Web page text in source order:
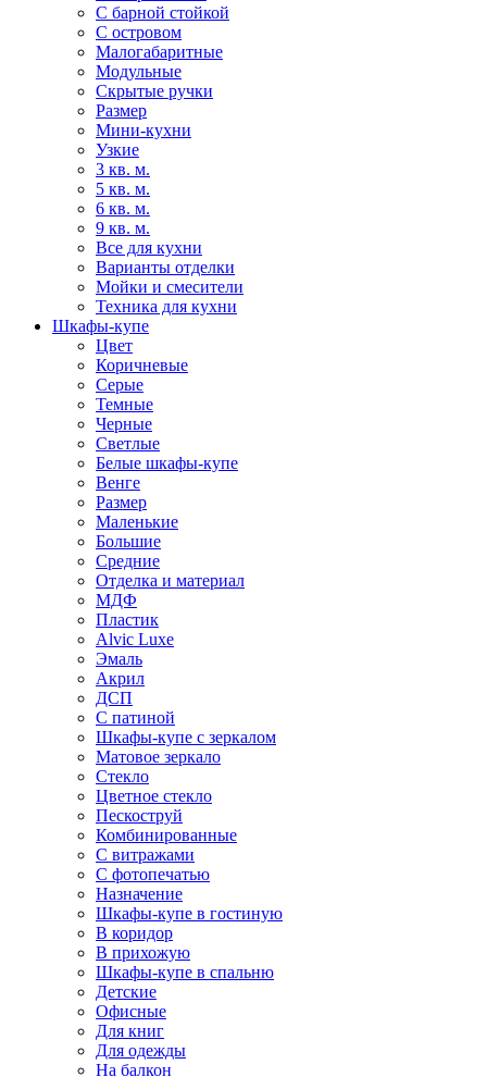
С барной стойкой
С островом
Малогабаритные
Модульные
Скрытые ручки
Размер
Мини-кухни
Узкие
3 кв. м.
5 кв. м.
6 кв. м.
9 кв. м.
Все для кухни
Варианты отделки
Мойки и смесители
Техника для кухни
Шкафы-купе
Цвет
Коричневые
Серые
Темные
Черные
Светлые
Белые шкафы-купе
Венге
Размер
Маленькие
Большие
Средние
Отделка и материал
МДФ
Пластик
Alvic Luxe
Эмаль
Акрил
ДСП
С патиной
Шкафы-купе с зеркалом
Матовое зеркало
Стекло
Цветное стекло
Пескоструй
Комбинированные
С витражами
С фотопечатью
Назначение
Шкафы-купе в гостиную
В коридор
В прихожую
Шкафы-купе в спальню
Детские
Офисные
Для книг
Для одежды
На балкон